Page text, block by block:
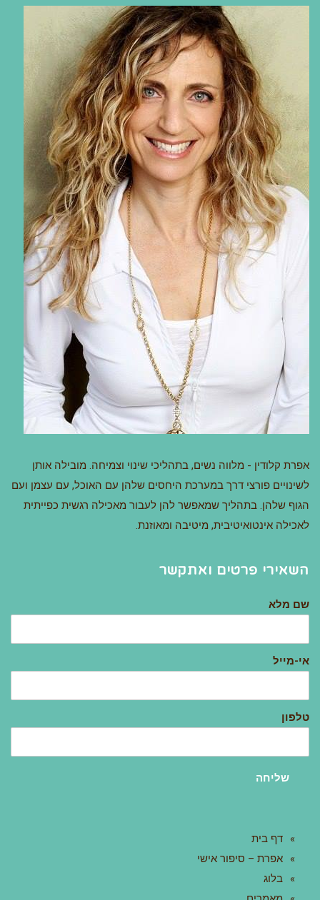
אפרת קלודין - מלווה נשים, בתהליכי שינוי וצמיחה. מובילה אותן
לשינויים פורצי דרך במערכת היחסים שלהן עם האוכל, עם עצמן ועם
הגוף שלהן. בתהליך שמאפשר להן לעבור מאכילה רגשית כפייתית
לאכילה אינטואיטיבית, מיטיבה ומאוזנת.
השאירי פרטים ואתקשר
שם מלא
אי-מייל
טלפון
שליחה
דף בית
אפרת – סיפור אישי
בלוג